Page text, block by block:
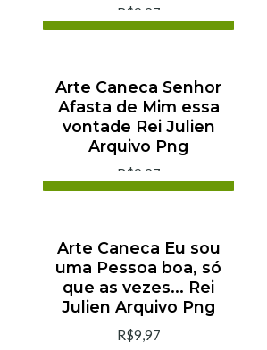
R$9,97
Arte Caneca Senhor
Afasta de Mim essa
vontade Rei Julien
Arquivo Png
R$9,97
Arte Caneca Eu sou
uma Pessoa boa, só
que as vezes... Rei
Julien Arquivo Png
R$9,97